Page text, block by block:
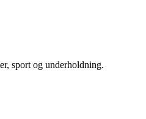
sport og underholdning.